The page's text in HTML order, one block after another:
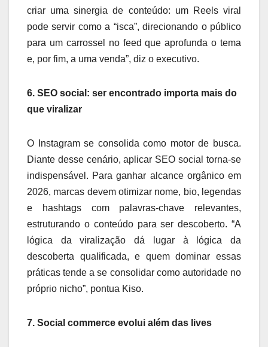
criar uma sinergia de conteúdo: um Reels viral
pode servir como a “isca”, direcionando o público
para um carrossel no feed que aprofunda o tema
e, por fim, a uma venda”, diz o executivo.
6. SEO social: ser encontrado importa mais do
que viralizar
O Instagram se consolida como motor de busca.
Diante desse cenário, aplicar SEO social torna-se
indispensável. Para ganhar alcance orgânico em
2026, marcas devem otimizar nome, bio, legendas
e hashtags com palavras-chave relevantes,
estruturando o conteúdo para ser descoberto. “A
lógica da viralização dá lugar à lógica da
descoberta qualificada, e quem dominar essas
práticas tende a se consolidar como autoridade no
próprio nicho”, pontua Kiso.
7. Social commerce evolui além das lives